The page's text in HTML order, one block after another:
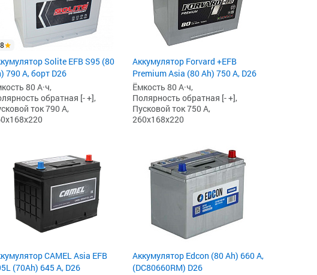
Solite EFB S95 (80
790 А, борт D26
80 А·ч,
обратная [- +],
ток 790 А,
Аккумулятор Forvard +EFB
Premium Asia (80 Ah) 750 А, D26
Ёмкость 80 А·ч,
Полярность обратная [- +],
Пусковой ток 750 А,
260x168x220
CAMEL Asia EFB
(70Ah) 645 А, D26
Аккумулятор Edcon (80 Ah) 660 А,
(DC80660RM) D26